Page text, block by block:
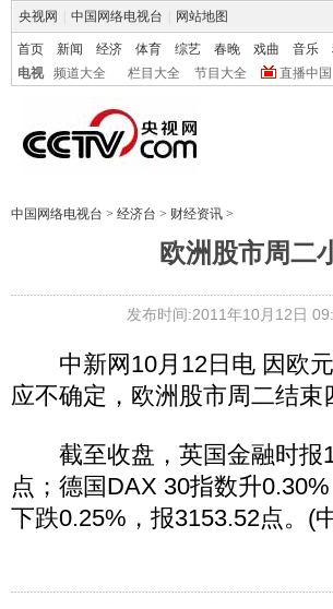
央视网 中国网络电视台 网站地图
首页 新闻 经济 体育 综艺 春晚 戏曲 音乐
电视
频道大全 栏目大全 节目大全 直播中国
中国网络电视台 > 经济台 > 财经资讯 >
欧洲股市周二
发布时间:2011年10月12日
中新网10月12日电 因欧元
应不确定，欧洲股市周二结
截至收盘，英国金融时报
点；德国DAX 30指数升
下跌0.25%，报3153.52点。(